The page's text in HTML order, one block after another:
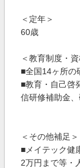
＜定年＞
60歳
＜教育制度・
■全国14ヶ所の
■教育・自己啓
信研修補助金
＜その他補足＞
■メイテック健
2万円まで等・